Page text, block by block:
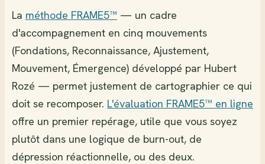
La méthode FRAME5™ — un cadre
d'accompagnement en cinq mouvements
(Fondations, Reconnaissance, Ajustement,
Mouvement, Émergence) développé par Hubert
Rozé — permet justement de cartographier ce qui
doit se recomposer. L'évaluation FRAME5™ en ligne
offre un premier repérage, utile que vous soyez
plutôt dans une logique de burn-out, de
dépression réactionnelle, ou des deux.